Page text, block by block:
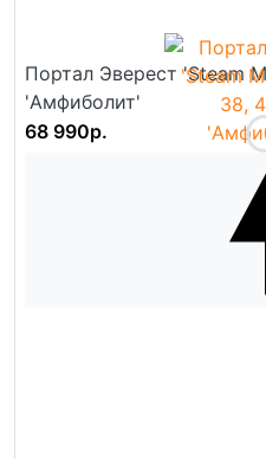
Портал Эверест 'Steam
'Амфиболит'
68 990р.